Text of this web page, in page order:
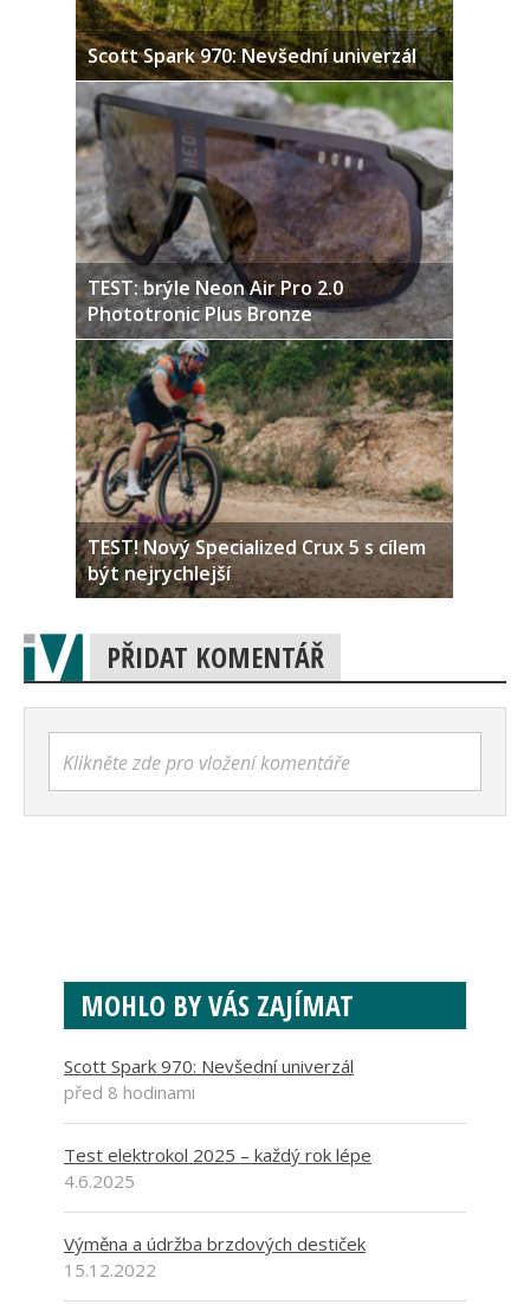
Scott Spark 970: Nevšední univerzál
TEST: brýle Neon Air Pro 2.0
Phototronic Plus Bronze
TEST! Nový Specialized Crux 5 s cílem
být nejrychlejší
PŘIDAT KOMENTÁŘ
Klikněte zde pro vložení komentáře
MOHLO BY VÁS ZAJÍMAT
Scott Spark 970: Nevšední univerzál
před 8 hodinami
Test elektrokol 2025 – každý rok lépe
4.6.2025
Výměna a údržba brzdových destiček
15.12.2022